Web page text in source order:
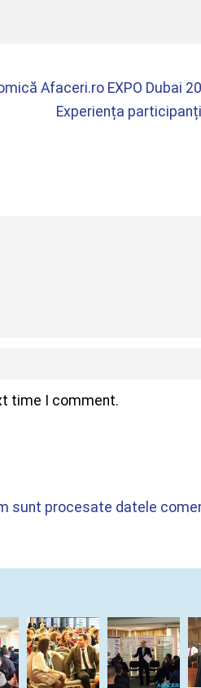
Afaceri.ro EXPO Dubai
Experiența
time I comment.
sunt procesate datele